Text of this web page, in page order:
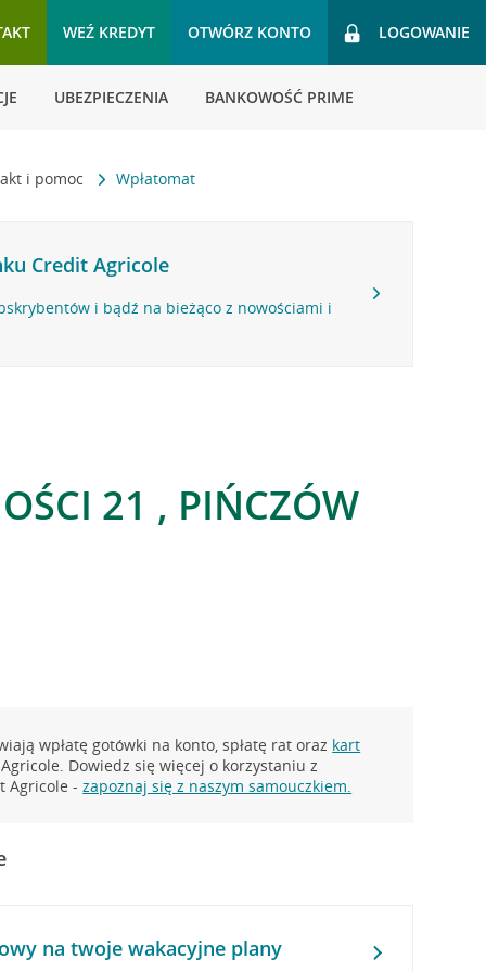
WEŹ KREDYT OTWÓRZ KONTO LOGOWANIE
UBEZPIECZENIA BANKOWOŚĆ PRIME
i pomoc Wpłatomat
Credit Agricole
i bądź na bieżąco z nowościami i
21 , PIŃCZÓW
wpłatę gotówki na konto, spłatę rat oraz kart
Dowiedz się więcej o korzystaniu z
Agricole -zapoznaj się z naszym samouczkiem.
na twoje wakacyjne plany